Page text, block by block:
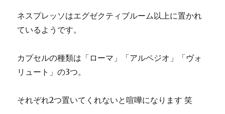
ネスプレッソはエグゼクティブルーム以上に置かれ
ているようです。
カプセルの種類は「ローマ」「アルペジオ」「ヴォ
リュート」の3つ。
それぞれ2つ置いてくれないと喧嘩になります 笑